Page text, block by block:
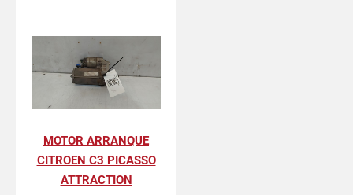
MOTOR ARRANQUE
CITROEN C3 PICASSO
ATTRACTION